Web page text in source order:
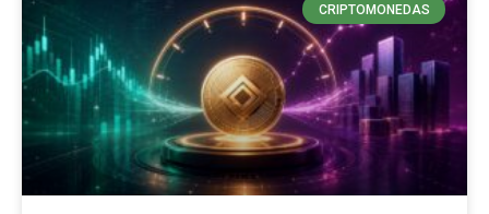
CRIPTOMONEDAS